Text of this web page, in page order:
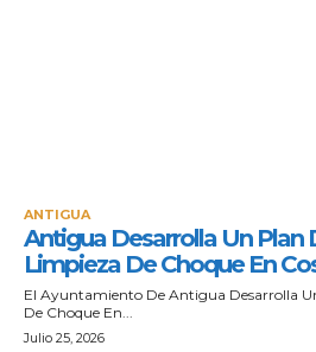
ANTIGUA
Antigua Desarrolla Un Plan
Limpieza De Choque En
El Ayuntamiento De Antigua Desarrolla
De Choque En...
Julio 25, 2026